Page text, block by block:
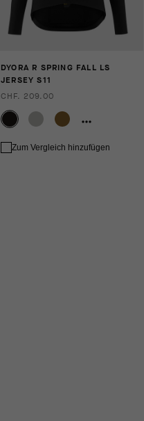
DYORA R SPRING FALL LS
JERSEY S11
CHF. 209.00
Zum Vergleich hinzufügen